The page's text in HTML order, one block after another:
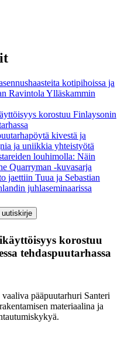
kotipihoissa ja
Ravintola Ylläskammin
korostuu Finlaysonin
kivestä ja
ja uniikkia yhteistyötä
louhimolla: Näin
Quarryman -kuvasarja
jaettiin Tuua ja Sebastian
juhlaseminaarissa
korostuu
tehdaspuutarhassa
pääpuutarhuri Santeri
materiaalina ja